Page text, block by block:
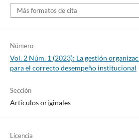
Más formatos de cita
Número
Vol. 2 Núm. 1 (2023): La gestión
para el correcto desempeño institucional
Sección
Artículos originales
Licencia